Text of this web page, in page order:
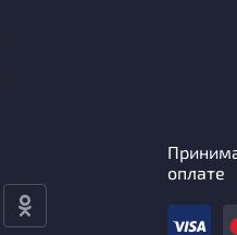
оплате